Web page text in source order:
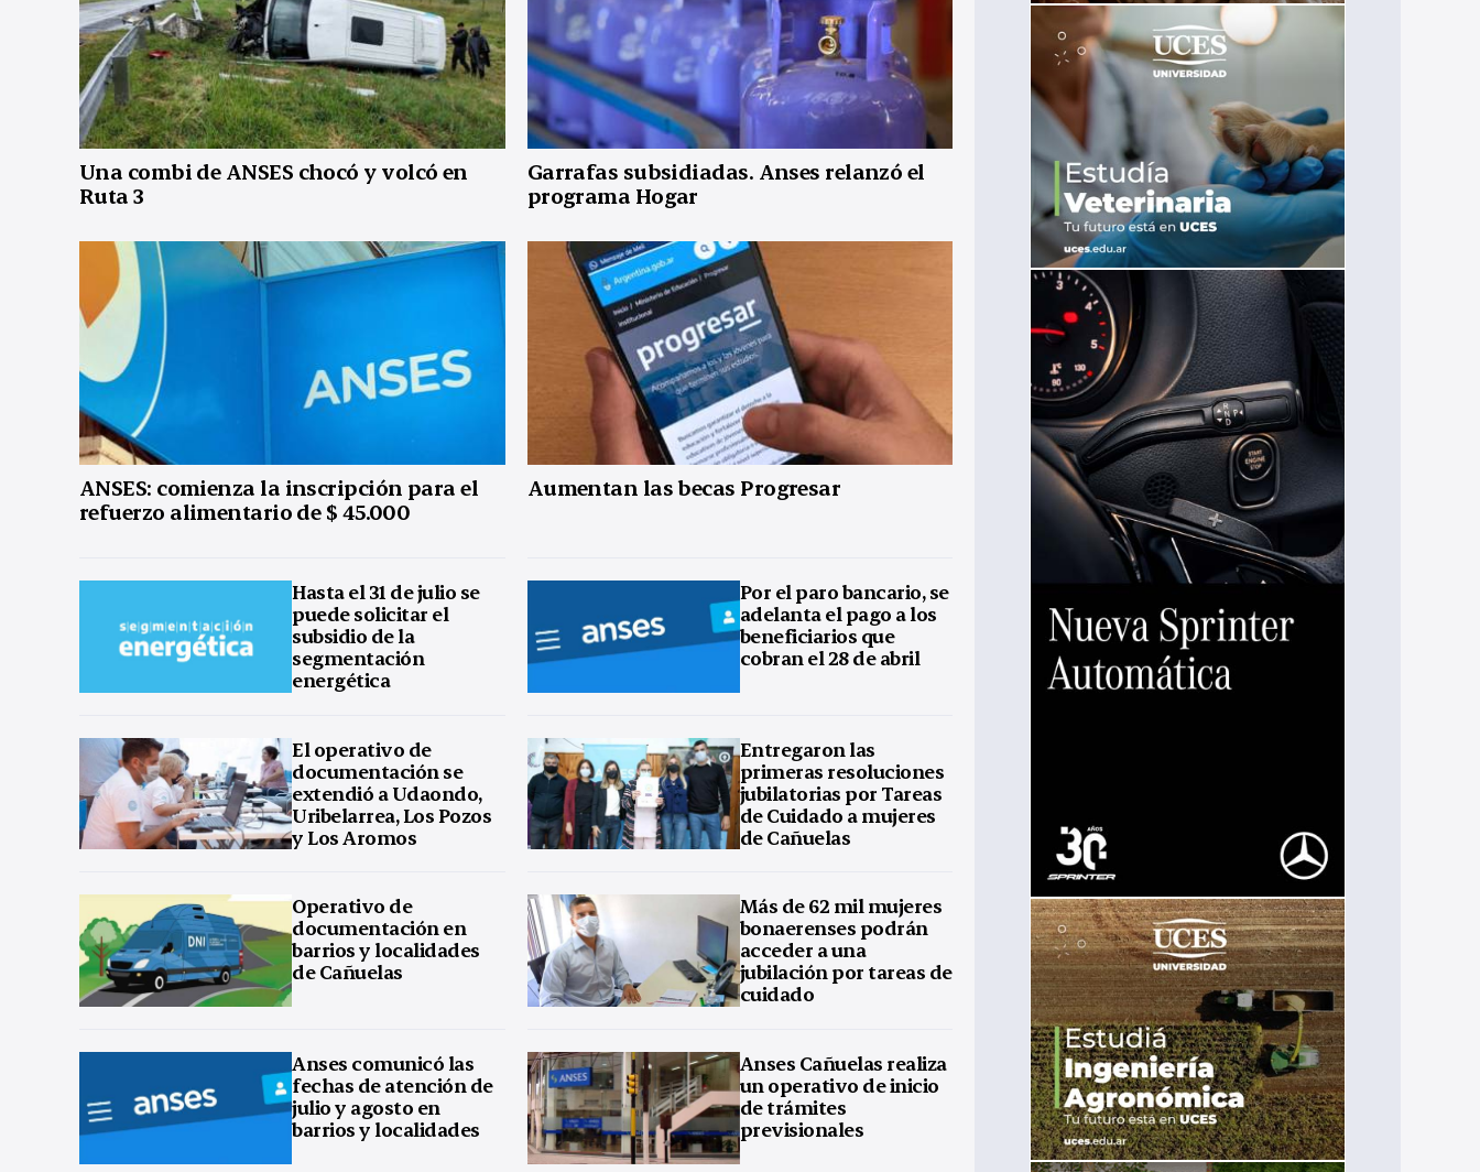
Una combi de ANSES chocó y volcó en
Ruta 3
Garrafas subsidiadas. Anses relanzó el
programa Hogar
ANSES: comienza la inscripción para el
refuerzo alimentario de $ 45.000
Aumentan las becas Progresar
Hasta el 31 de julio se
puede solicitar el
subsidio de la
segmentación
energética
Por el paro bancario, se
adelanta el pago a los
beneficiarios que
cobran el 28 de abril
El operativo de
documentación se
extendió a Udaondo,
Uribelarrea, Los Pozos
y Los Aromos
Entregaron las
primeras resoluciones
jubilatorias por Tareas
de Cuidado a mujeres
de Cañuelas
Operativo de
documentación en
barrios y localidades
de Cañuelas
Más de 62 mil mujeres
bonaerenses podrán
acceder a una
jubilación por tareas de
cuidado
Anses comunicó las
fechas de atención de
julio y agosto en
barrios y localidades
Anses Cañuelas realiza
un operativo de inicio
de trámites
previsionales